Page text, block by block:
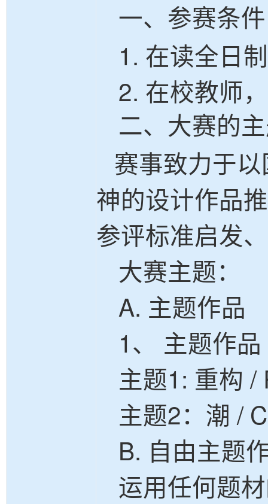
一、 参赛条件
1. 在读全日
2. 在校教师
二、 大赛的
赛事致力于
神的设计作品
参评标准启发
大赛主题：
A. 主题作品
1、 主题作品
主题1: 重构 /
主题2：潮 /
B. 自由主题
运用任何题